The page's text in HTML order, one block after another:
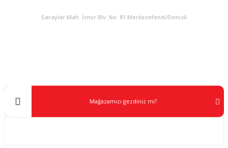
Gönder
Saraylar Mah. İzmir Blv. No: 81 Merkezefendi/Denizli
Mağazamızı gezdiniz mi?